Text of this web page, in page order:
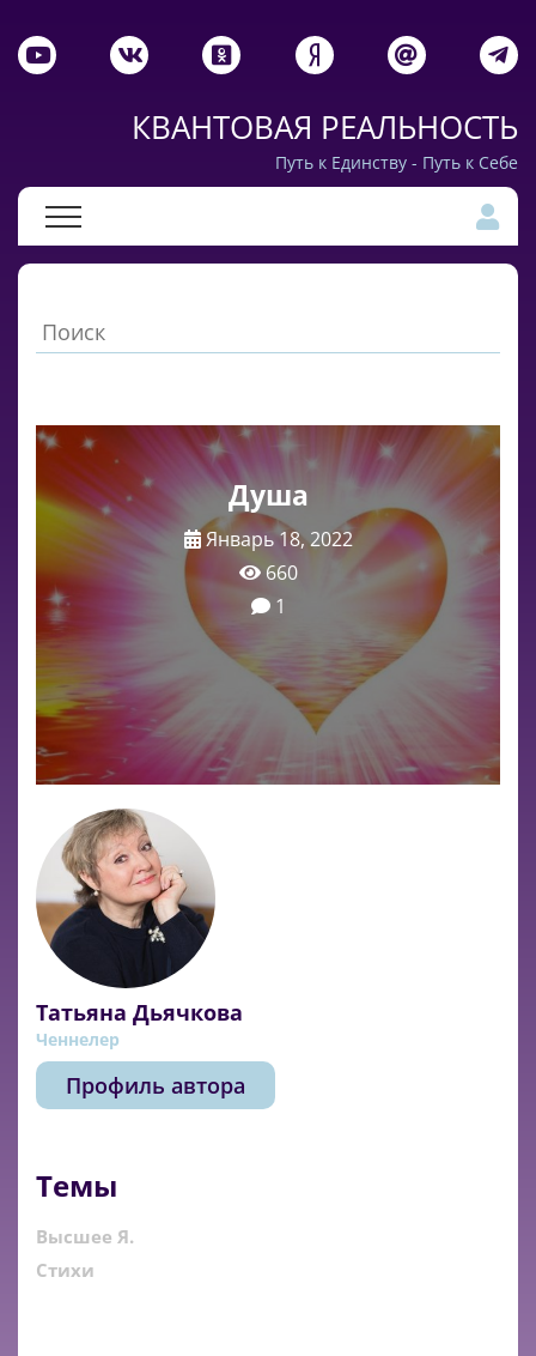
КВАНТОВАЯ РЕАЛЬНОСТЬ
Путь к Единству - Путь к Себе
Душа
Январь 18, 2022
660
1
Татьяна Дьячкова
Ченнелер
Профиль автора
Темы
Высшее Я.
Стихи